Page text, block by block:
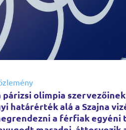
párizsi olimpia
határérték alá a Szajna
a férfiak